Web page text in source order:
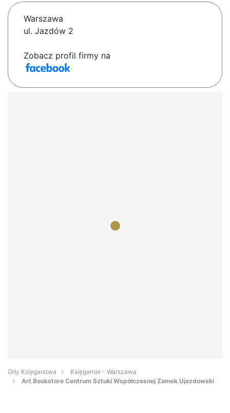
Warszawa
ul. Jazdów 2
Zobacz profil firmy na
Orły Księgarstwa
Księgarnie - Warszawa
Art Bookstore Centrum Sztuki Współczesnej Zamek Ujazdowski